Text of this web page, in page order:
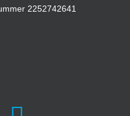
2252742641